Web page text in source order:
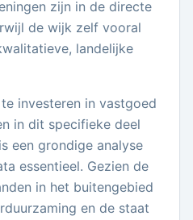
zijn in de directe
de wijk zelf vooral
landelijke
investeren in vastgoed
in dit specifieke deel
een grondige analyse
essentieel. Gezien de
in het buitengebied
en de staat